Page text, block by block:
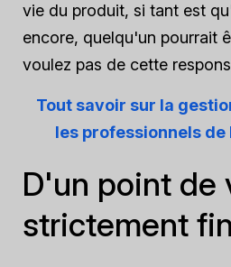
vie du produit, si tant est
encore, quelqu'un pourrait
voulez pas de cette
Tout savoir sur la
les professionnels
D'un point de
strictement